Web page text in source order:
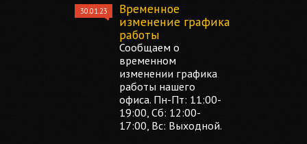
30.01.23
Временное
изменение графика
работы
Сообщаем о
временном
изменении графика
работы нашего
офиса. Пн-Пт: 11:00-
19:00, Сб: 12:00-
17:00, Вс: Выходной.